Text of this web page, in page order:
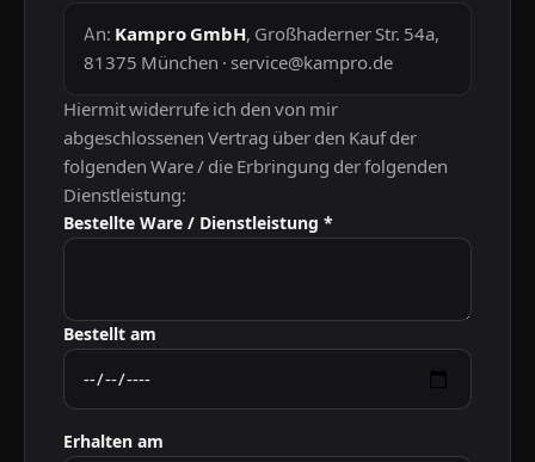
An: Kampro GmbH, Großhaderner Str. 54a,
81375 München · service@kampro.de
Hiermit widerrufe ich den von mir
abgeschlossenen Vertrag über den Kauf der
folgenden Ware / die Erbringung der folgenden
Dienstleistung:
Bestellte Ware / Dienstleistung *
Bestellt am
Erhalten am